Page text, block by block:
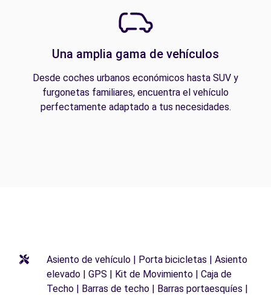
Una amplia gama de vehículos
Desde coches urbanos económicos hasta SUV y
furgonetas familiares, encuentra el vehículo
perfectamente adaptado a tus necesidades.
Asiento de vehículo | Porta bicicletas | Asiento
elevado | GPS | Kit de Movimiento | Caja de
Techo | Barras de techo | Barras portaesquíes |